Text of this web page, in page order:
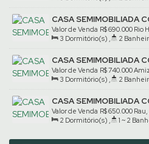
CASA SEMIMOBILIADA
R$690.000
Valor de Venda
Rio
Brasil
3 Dormitório(s) , 2
CASA SEMIMOBILIADA
R$740.000
Valor de Venda
Catarina, Brasil
3 Dormitório(s) , 2
CASA SEMIMOBILIADA
R$650.000
Valor de Venda
Brasil
2 Dormitório(s) , 1 ~ 2